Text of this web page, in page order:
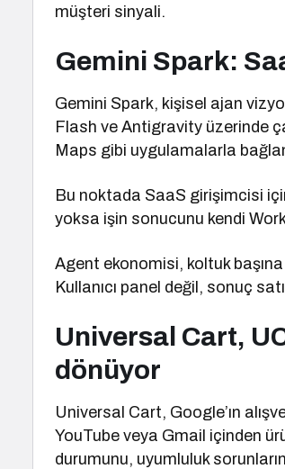
müşteri sinyali.
Gemini Spark:
Gemini Spark, kişisel ajan
Flash ve Antigravity üzerinde
Maps gibi uygulamalarla
Bu noktada SaaS girişimcisi
yoksa işin sonucunu kendi
Agent ekonomisi, koltuk
Kullanıcı panel değil, sonuç
Universal Cart,
dönüyor
Universal Cart, Google’ın
YouTube veya Gmail içinden
durumunu, uyumluluk